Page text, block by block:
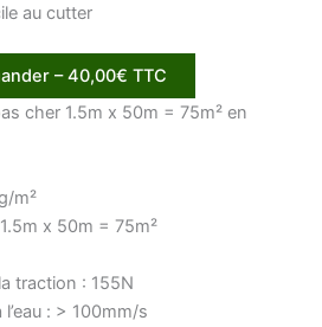
au cutter
– 40,00€ TTC
cher 1.5m x 50m = 75m² en
m²
x 50m = 75m²
traction : 155N
l’eau : > 100mm/s